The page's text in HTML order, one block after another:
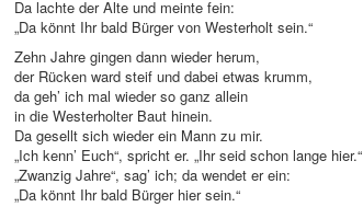
Da lachte der Alte und meinte fein:
„Da könnt Ihr bald Bürger von Westerholt sein.“
Zehn Jahre gingen dann wieder herum,
der Rücken ward steif und dabei etwas krumm,
da geh’ ich mal wieder so ganz allein
in die Westerholter Baut hinein.
Da gesellt sich wieder ein Mann zu mir.
„Ich kenn’ Euch“, spricht er. „Ihr seid schon lange hier.“
„Zwanzig Jahre“, sag’ ich; da wendet er ein:
„Da könnt Ihr bald Bürger hier sein.“